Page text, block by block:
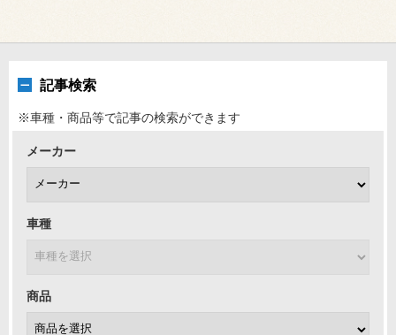
記事検索
※車種・商品等で記事の検索ができます
メーカー
車種
商品